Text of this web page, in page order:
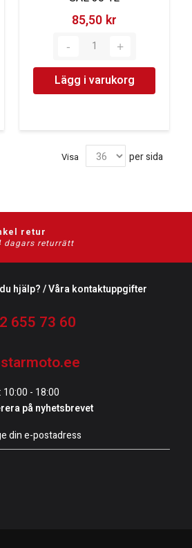
85,50 kr‎
Lägg i varukorg
Visa per sida
retur
dagars returrätt
hjälp? / Våra kontaktuppgifter
655 73 60
10:00 - 18:00
på nyhetsbrevet